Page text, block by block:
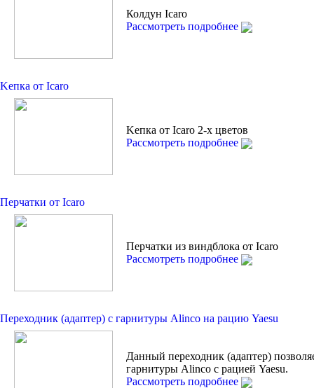
Колдун Icaro
Рассмотреть подробнее
Kепкa от Icaro
Kепкa от Icaro 2-х цветов
Рассмотреть подробнее
Перчатки от Icaro
Перчатки из виндблока от Icaro
Рассмотреть подробнее
Переходник (адаптер) с гарнитуры Alinco на рацию Yaesu
Данный переходник (адаптер)
гарнитуры Alinco с рацией Yaesu.
Рассмотреть подробнее